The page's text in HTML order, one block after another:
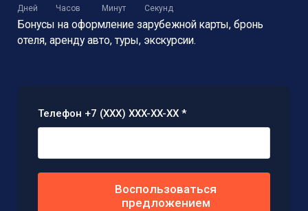
Дней Часов Минут Секунд
Бонусы на оформление зарубежной карты, бронь
отеля, аренду авто, туры, экскурсии.
Телефон +7 (XXX) XXX-XX-XX *
Воспользоваться
предложением